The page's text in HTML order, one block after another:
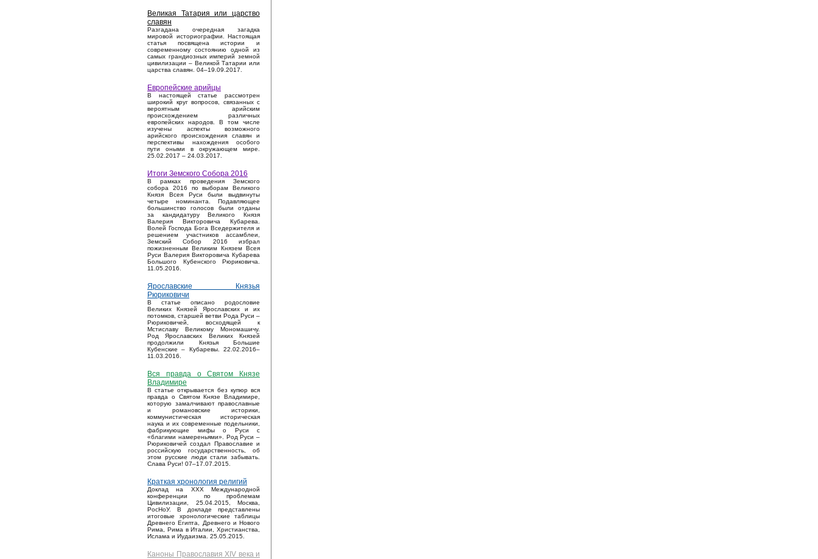
Великая Татария или царство
славян
Разгадана очередная загадка
мировой историографии. Настоящая
статья посвящена истории и
современному состоянию одной из
самых грандиозных империй земной
цивилизации – Великой Татарии или
царства славян. 04–19.09.2017.
Европейские арийцы
В настоящей статье рассмотрен
широкий круг вопросов, связанных с
вероятным арийским
происхождением различных
европейских народов. В том числе
изучены аспекты возможного
арийского происхождения славян и
перспективы нахождения особого
пути оными в окружающем мире.
25.02.2017 – 24.03.2017.
Итоги Земского Собора 2016
В рамках проведения Земского
собора 2016 по выборам Великого
Князя Всея Руси были выдвинуты
четыре номинанта. Подавляющее
большинство голосов были отданы
за кандидатуру Великого Князя
Валерия Викторовича Кубарева.
Волей Господа Бога Вседержителя и
решением участников ассамблеи,
Земский Собор 2016 избрал
пожизненным Великим Князем Всея
Руси Валерия Викторовича Кубарева
Большого Кубенского Рюриковича.
11.05.2016.
Ярославские Князья
Рюриковичи
В статье описано родословие
Великих Князей Ярославских и их
потомков, старшей ветви Рода Руси –
Рюриковичей, восходящей к
Мстиславу Великому Мономашичу.
Род Ярославских Великих Князей
продолжили Князья Большие
Кубенские – Кубаревы. 22.02.2016–
11.03.2016.
Вся правда о Святом Князе
Владимире
В статье открывается без купюр вся
правда о Святом Князе Владимире,
которую замалчивают православные
и романовские историки,
коммунистическая историческая
наука и их современные подельники,
фабрикующие мифы о Руси с
«благими намереньями». Род Руси –
Рюриковичей создал Православие и
российскую государственность, об
этом русские люди стали забывать.
Слава Руси! 07–17.07.2015.
Краткая хронология религий
Доклад на XXX Международной
конференции по проблемам
Цивилизации, 25.04.2015, Москва,
РосНоУ. В докладе представлены
итоговые хронологические таблицы
Древнего Египта, Древнего и Нового
Рима, Рима в Италии, Христианства,
Ислама и Иудаизма. 25.05.2015.
Каноны Православия XIV века и